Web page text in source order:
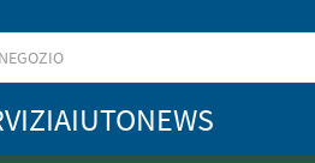
AIUTONEWS